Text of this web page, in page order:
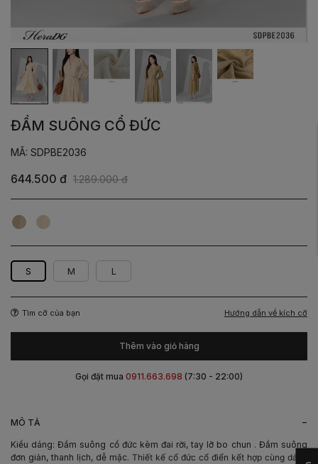
MÔ TẢ -
Kiểu dáng: Đầm suông cổ đức kèm đai rời, tay lỡ bo chun . Đầm suông
đơn giản, thanh lịch, dễ mặc. Thiết kế cổ đức cổ điển kết hợp cùng dáng
ĐẦM SUÔNG CỔ ĐỨC
MÃ: SDPBE2036
644.500 đ 1.289.000 đ
Rêu Be
S M L
Tìm cỡ của bạn Hướng dẫn về kích cỡ
Thêm vào giỏ hàng
Gọi đặt mua 0911.663.698 (7:30 - 22:00)